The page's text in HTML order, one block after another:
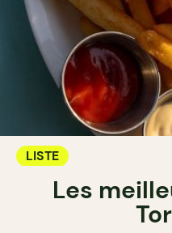
LISTE
Les